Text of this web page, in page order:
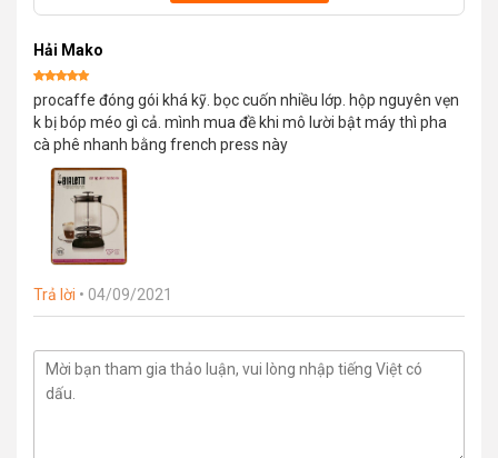
Hải Mako
Được xếp
hạng55
sao
procaffe đóng gói khá kỹ. bọc cuốn nhiều lớp. hộp nguyên vẹn
k bị bóp méo gì cả. mình mua đề khi mô lười bật máy thì pha
cà phê nhanh bằng french press này
Trả lời • 04/09/2021